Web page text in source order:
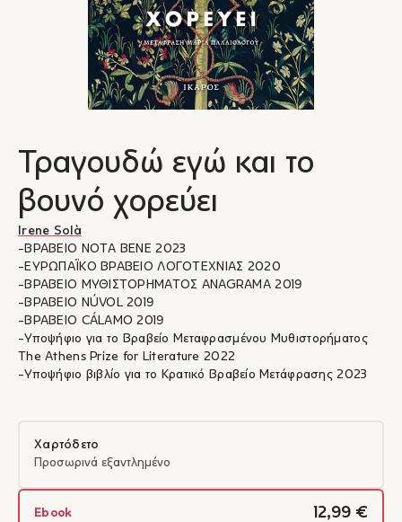
Τραγουδώ εγώ και το
βουνό χορεύει
Irene Solà
-ΒΡΑΒΕΙΟ NOTA BENE 2023
-ΕΥΡΩΠΑΪΚΟ ΒΡΑΒΕΙΟ ΛΟΓΟΤΕΧΝΙΑΣ 2020
-ΒΡΑΒΕΙΟ ΜΥΘΙΣΤΟΡΗΜΑΤΟΣ ANAGRAMA 2019
-ΒΡΑΒΕΙΟ NÚVOL 2019
-ΒΡΑΒΕΙΟ CÁLAMO 2019
-Υποψήφιο για το Βραβείο Μεταφρασμένου Μυθιστορήματος
The Athens Prize for Literature 2022
-Υποψήφιο βιβλίο για το Κρατικό Βραβείο Μετάφρασης 2023
Χαρτόδετο
Προσωρινά εξαντλημένο
Ebook 12,99 €